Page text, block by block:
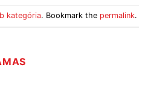
kategória. Bookmark the permalink.